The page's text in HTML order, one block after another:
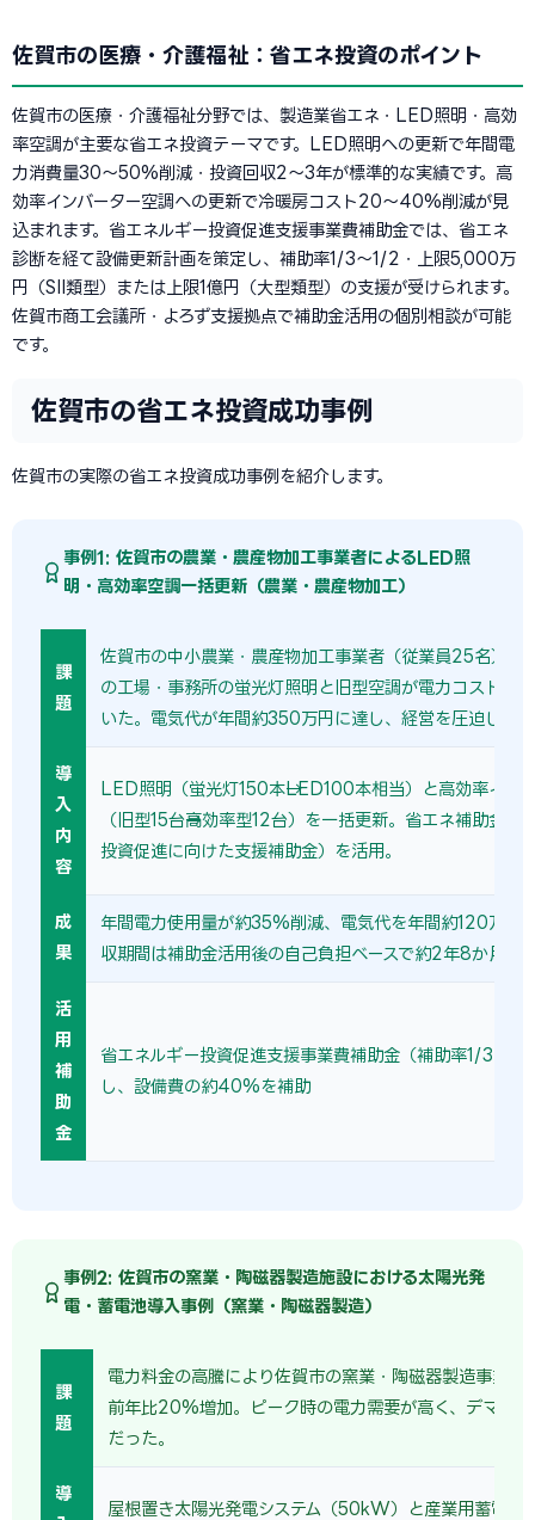
佐賀市の医療・介護福祉：省エネ投資のポイント
佐賀市の医療・介護福祉分野では、製造業省エネ・LED照明・高効
率空調が主要な省エネ投資テーマです。LED照明への更新で年間電
力消費量30〜50%削減・投資回収2〜3年が標準的な実績です。高
効率インバーター空調への更新で冷暖房コスト20〜40%削減が見
込まれます。省エネルギー投資促進支援事業費補助金では、省エネ
診断を経て設備更新計画を策定し、補助率1/3〜1/2・上限5,000万
円（SII類型）または上限1億円（大型類型）の支援が受けられます。
佐賀市商工会議所・よろず支援拠点で補助金活用の個別相談が可能
です。
佐賀市の省エネ投資成功事例
佐賀市の実際の省エネ投資成功事例を紹介します。
事例1: 佐賀市の農業・農産物加工事業者によるLED照
明・高効率空調一括更新（農業・農産物加工）
課
題
佐賀市の中小農業・農産物加工事業者（従業員25名）で
の工場・事務所の蛍光灯照明と旧型空調が電力コストの
いた。電気代が年間約350万円に達し、経営を圧迫して
導
入
内
容
LED照明（蛍光灯150本→LED100本相当）と高効率イン
（旧型15台→高効率型12台）を一括更新。省エネ補助金（
投資促進に向けた支援補助金）を活用。
成
果
年間電力使用量が約35%削減、電気代を年間約120万円
収期間は補助金活用後の自己負担ベースで約2年8か月。
活
用
補
助
金
省エネルギー投資促進支援事業費補助金（補助率1/3〜1/
し、設備費の約40%を補助
事例2: 佐賀市の窯業・陶磁器製造施設における太陽光発
電・蓄電池導入事例（窯業・陶磁器製造）
課
題
電力料金の高騰により佐賀市の窯業・陶磁器製造事業者
前年比20%増加。ピーク時の電力需要が高く、デマン
だった。
導
屋根置き太陽光発電システム（50kW）と産業用蓄電